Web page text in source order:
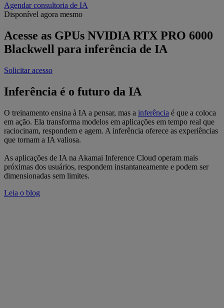
Agendar consultoria de IA
Disponível agora mesmo
Acesse as GPUs NVIDIA RTX PRO 6000
Blackwell para inferência de IA
Solicitar acesso
Inferência é o futuro da IA
O treinamento ensina à IA a pensar, mas a inferência é que a coloca
em ação. Ela transforma modelos em aplicações em tempo real que
raciocinam, respondem e agem. A inferência oferece as experiências
que tornam a IA valiosa.
As aplicações de IA na Akamai Inference Cloud operam mais
próximas dos usuários, respondem instantaneamente e podem ser
dimensionadas sem limites.
Leia o blog